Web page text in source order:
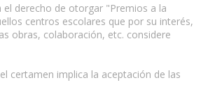
el derecho de otorgar "Premios a la
centros escolares que por su interés,
obras, colaboración, etc. considere
certamen implica la aceptación de las